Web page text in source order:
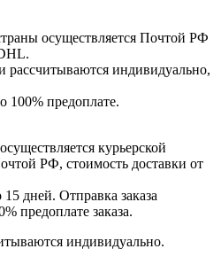
осуществляется Почтой РФ
рассчитываются индивидуально,
100% предоплате.
курьерской
РФ, стоимость доставки от
дней. Отправка заказа
предоплате заказа.
индивидуально.